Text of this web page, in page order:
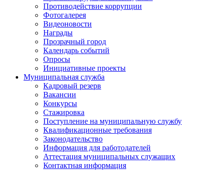
Противодействие коррупции
Фотогалерея
Видеоновости
Награды
Прозрачный город
Календарь событий
Опросы
Инициативные проекты
Муниципальная служба
Кадровый резерв
Вакансии
Конкурсы
Стажировка
Поступление на муниципальную службу
Квалификационные требования
Законодательство
Информация для работодателей
Аттестация муниципальных служащих
Контактная информация